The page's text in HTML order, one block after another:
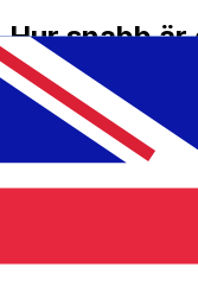
Hur snabb är
GBP
Leveranstider för
Banco BPI från
kungariket varierar
transaktionstid.
leveransen.